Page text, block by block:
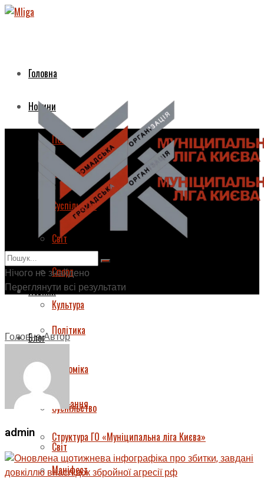
Головна
Новини
Політика
Економіка
Суспільство
Світ
Спорт
Культура
Блог
Про нас
Завдання
Структура ГО «Муніципальна ліга Києва»
Маніфест
Головна
Новини
Політика
Економіка
Суспільство
Світ
Нічого не знайдено
Переглянути всі результати
ГоловнаАвтор
admin